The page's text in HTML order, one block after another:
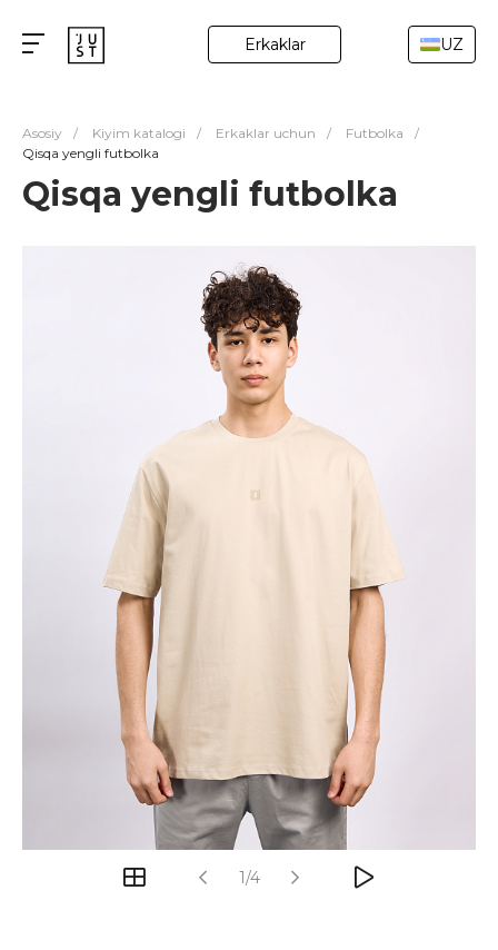
Erkaklar UZ
Asosiy / Kiyim katalogi / Erkaklar uchun / Futbolka
/
Qisqa yengli futbolka
Qisqa yengli futbolka
1/4